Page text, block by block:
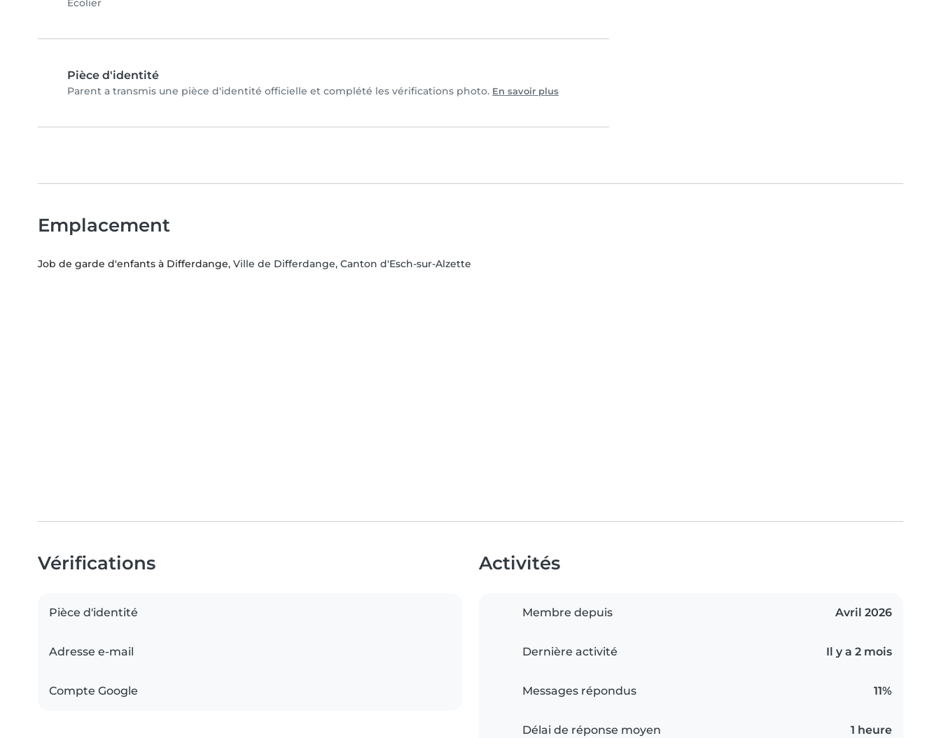
Écolier
Pièce d'identité
Parent a transmis une pièce d'identité officielle et complété les vérifications photo. En savoir plus
Emplacement
Job de garde d'enfants à Differdange, Ville de Differdange, Canton d'Esch-sur-Alzette
Vérifications
Pièce d'identité
Adresse e-mail
Compte Google
Activités
Membre depuis Avril 2026
Dernière activité Il y a 2 mois
Messages répondus 11%
Délai de réponse moyen 1 heure